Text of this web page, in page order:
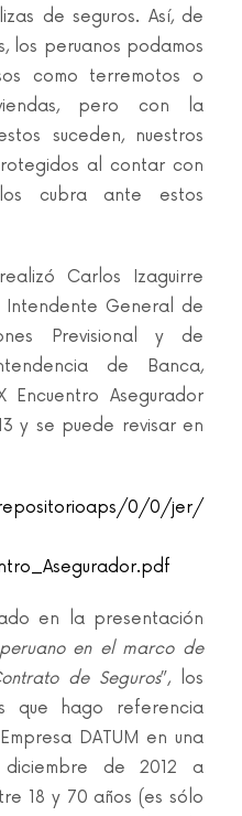
de seguros. Así, de
los peruanos podamos
como terremotos o
pero con la
suceden, nuestros
al contar con
cubra ante estos
Carlos Izaguirre
General de
Previsional y de
de Banca,
Encuentro Asegurador
y se puede revisar en
0/0/jer/
en la presentación
en el marco de
de Seguros”, los
que hago referencia
DATUM en una
de 2012 a
18 y 70 años (es sólo